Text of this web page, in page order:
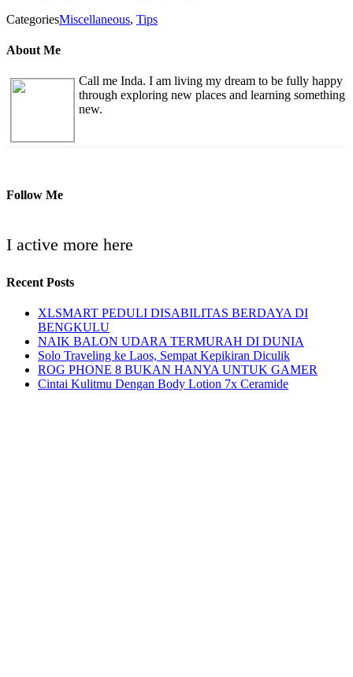
CategoriesMiscellaneous, Tips
About Me
Call me Inda. I am living my dream to be fully happy
through exploring new places and learning something
new.
Follow Me
I active more here
Recent Posts
XLSMART PEDULI DISABILITAS BERDAYA DI
BENGKULU
NAIK BALON UDARA TERMURAH DI DUNIA
Solo Traveling ke Laos, Sempat Kepikiran Diculik
ROG PHONE 8 BUKAN HANYA UNTUK GAMER
Cintai Kulitmu Dengan Body Lotion 7x Ceramide